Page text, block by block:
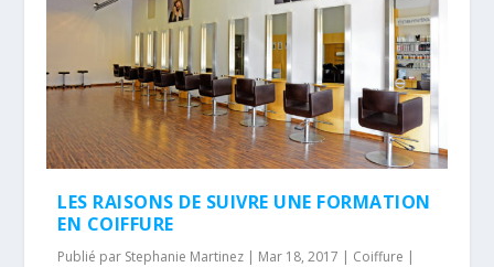
LES RAISONS DE SUIVRE UNE FORMATION
EN COIFFURE
Publié par Stephanie Martinez | Mar 18, 2017 | Coiffure |